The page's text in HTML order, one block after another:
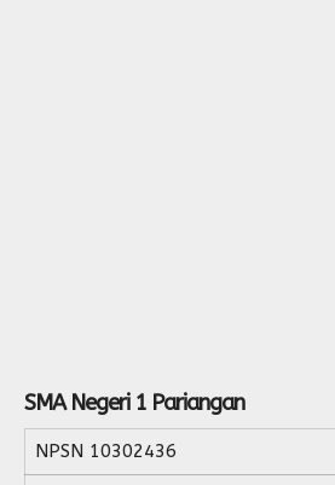
SMA Negeri 1 Pariangan
NPSN 10302436